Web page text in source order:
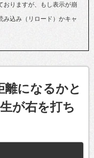
おりますが、もし表示が崩
み込み（リロード）かキャ
離になるかと
が右を打ち